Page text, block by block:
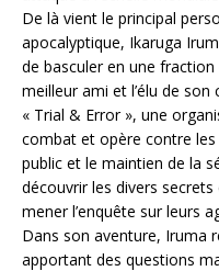
De là vient le principal
apocalyptique, Ikaruga
de basculer en une
meilleur ami et l’élu de
« Trial & Error », une
combat et opère contre
public et le maintien de la
découvrir les divers
mener l’enquête sur leurs
Dans son aventure, Iruma
apportant des questions